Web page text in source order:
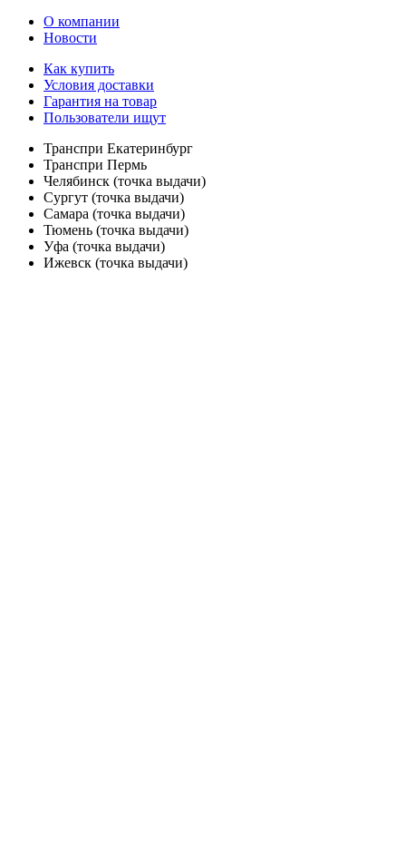
О компании
Новости
Как купить
Условия доставки
Гарантия на товар
Пользователи ищут
Транспри Екатеринбург
Транспри Пермь
Челябинск (точка выдачи)
Сургут (точка выдачи)
Самара (точка выдачи)
Тюмень (точка выдачи)
Уфа (точка выдачи)
Ижевск (точка выдачи)